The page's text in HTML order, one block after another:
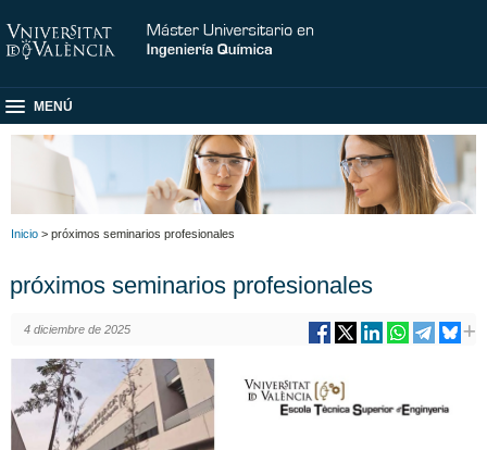
MENÚ
Inicio > próximos seminarios profesionales
próximos seminarios profesionales
4 diciembre de 2025